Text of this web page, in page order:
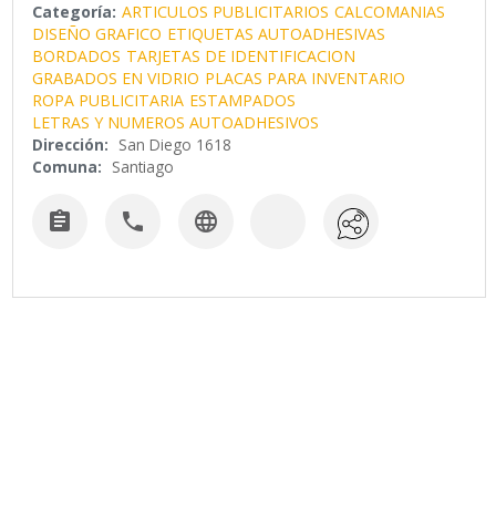
Categoría: ARTICULOS PUBLICITARIOS CALCOMANIAS
DISEÑO GRAFICO ETIQUETAS AUTOADHESIVAS
BORDADOS TARJETAS DE IDENTIFICACION
GRABADOS EN VIDRIO PLACAS PARA INVENTARIO
ROPA PUBLICITARIA ESTAMPADOS
LETRAS Y NUMEROS AUTOADHESIVOS
Dirección: San Diego 1618
Comuna: Santiago
  